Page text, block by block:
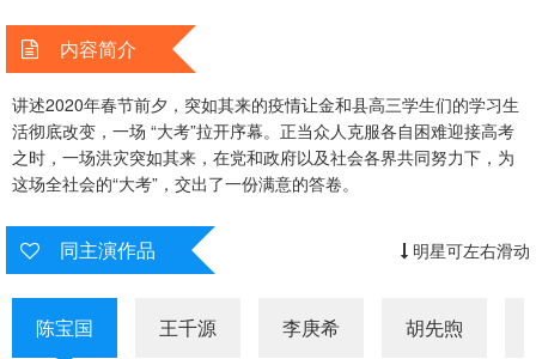
第22集
内容简介
讲述2020年春节前夕，突如其来的疫情让金和县高三学生们的学习生
活彻底改变，一场 “大考”拉开序幕。正当众人克服各自困难迎接高考
之时，一场洪灾突如其来，在党和政府以及社会各界共同努力下，为
这场全社会的“大考”，交出了一份满意的答卷。
同主演作品 明星可左右滑动
陈宝国 王千源 李庚希 胡先煦